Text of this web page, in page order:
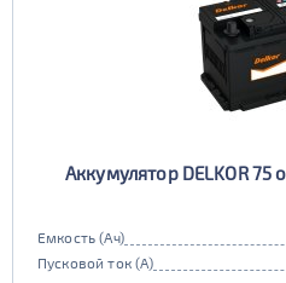
Аккумулятор DELKOR 75
Емкость (Ач)
Пусковой ток (А)